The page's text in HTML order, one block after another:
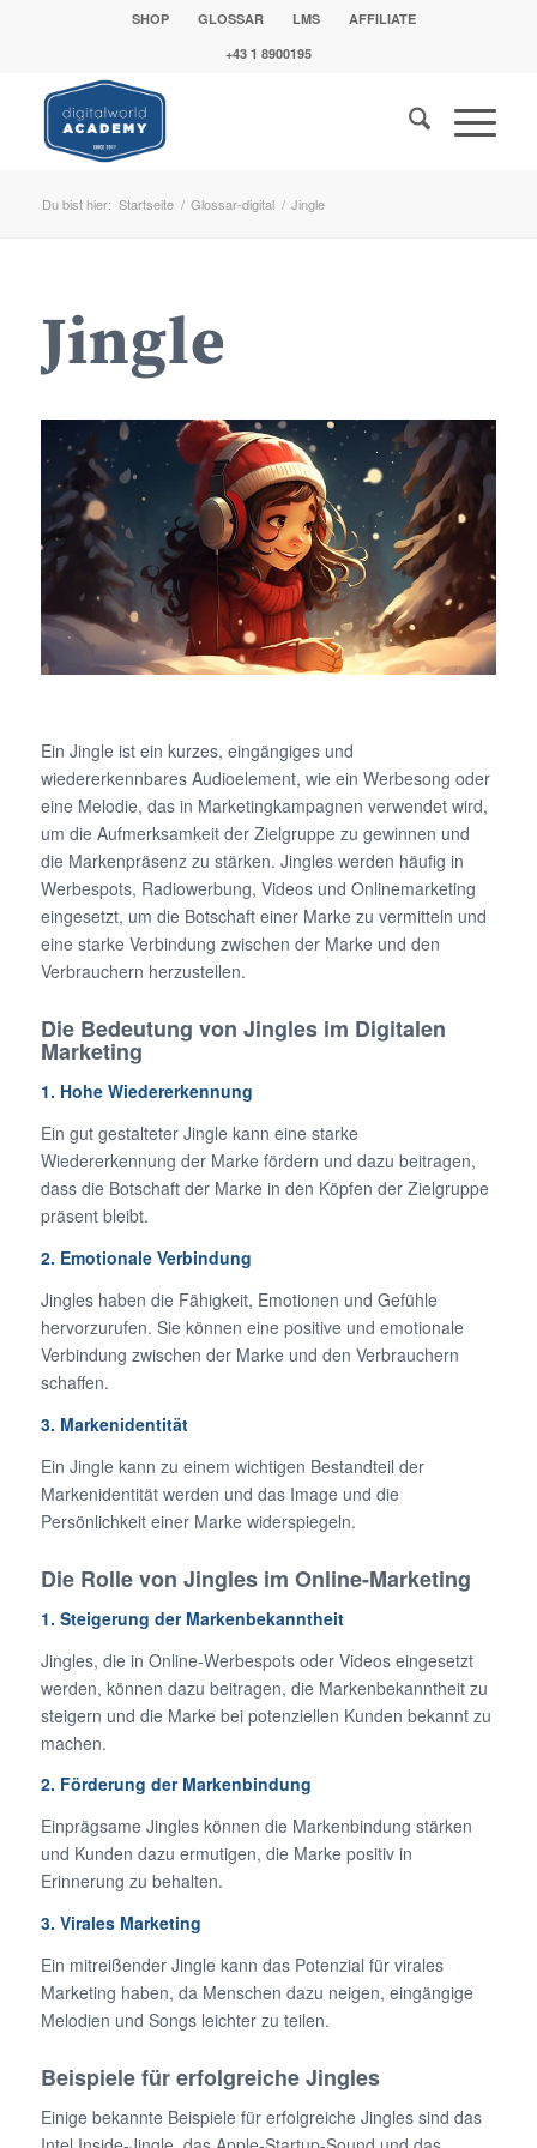
SHOP GLOSSAR LMS
AFFILIATE
+43 1 8900195
Du bist hier: Startseite / Glossar-digital / Jingle
Jingle
Ein Jingle ist ein kurzes, eingängiges und
wiedererkennbares Audioelement, wie ein Werbesong oder
eine Melodie, das in Marketingkampagnen verwendet wird,
um die Aufmerksamkeit der Zielgruppe zu gewinnen und
die Markenpräsenz zu stärken. Jingles werden häufig in
Werbespots, Radiowerbung, Videos und Onlinemarketing
eingesetzt, um die Botschaft einer Marke zu vermitteln und
eine starke Verbindung zwischen der Marke und den
Verbrauchern herzustellen.
Die Bedeutung von Jingles im Digitalen
Marketing
1. Hohe Wiedererkennung
Ein gut gestalteter Jingle kann eine starke
Wiedererkennung der Marke fördern und dazu beitragen,
dass die Botschaft der Marke in den Köpfen der Zielgruppe
präsent bleibt.
2. Emotionale Verbindung
Jingles haben die Fähigkeit, Emotionen und Gefühle
hervorzurufen. Sie können eine positive und emotionale
Verbindung zwischen der Marke und den Verbrauchern
schaffen.
3. Markenidentität
Ein Jingle kann zu einem wichtigen Bestandteil der
Markenidentität werden und das Image und die
Persönlichkeit einer Marke widerspiegeln.
Die Rolle von Jingles im Online-Marketing
1. Steigerung der Markenbekanntheit
Jingles, die in Online-Werbespots oder Videos eingesetzt
werden, können dazu beitragen, die Markenbekanntheit zu
steigern und die Marke bei potenziellen Kunden bekannt zu
machen.
2. Förderung der Markenbindung
Einprägsame Jingles können die Markenbindung stärken
und Kunden dazu ermutigen, die Marke positiv in
Erinnerung zu behalten.
3. Virales Marketing
Ein mitreißender Jingle kann das Potenzial für virales
Marketing haben, da Menschen dazu neigen, eingängige
Melodien und Songs leichter zu teilen.
Beispiele für erfolgreiche Jingles
Einige bekannte Beispiele für erfolgreiche Jingles sind das